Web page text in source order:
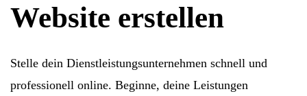
Website erstellen
Stelle dein Dienstleistungsunternehmen schnell und
professionell online. Beginne, deine Leistungen